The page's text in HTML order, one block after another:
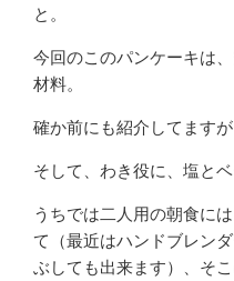
と。
今回のこのパンケーキは
材料。
確か前にも紹介してます
そして、わき役に、塩と
うちでは二人用の朝食に
て（最近はハンドブレン
ぶしても出来ます）、そ